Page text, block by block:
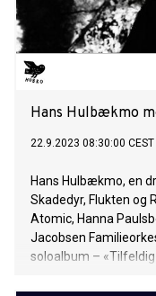
Hans Hulbækmo
22.9.2023 08:30:00 CEST
Hans Hulbækmo, en
Skadedyr, Flukten og
Atomic, Hanna
Jacobsen
soloalbum –